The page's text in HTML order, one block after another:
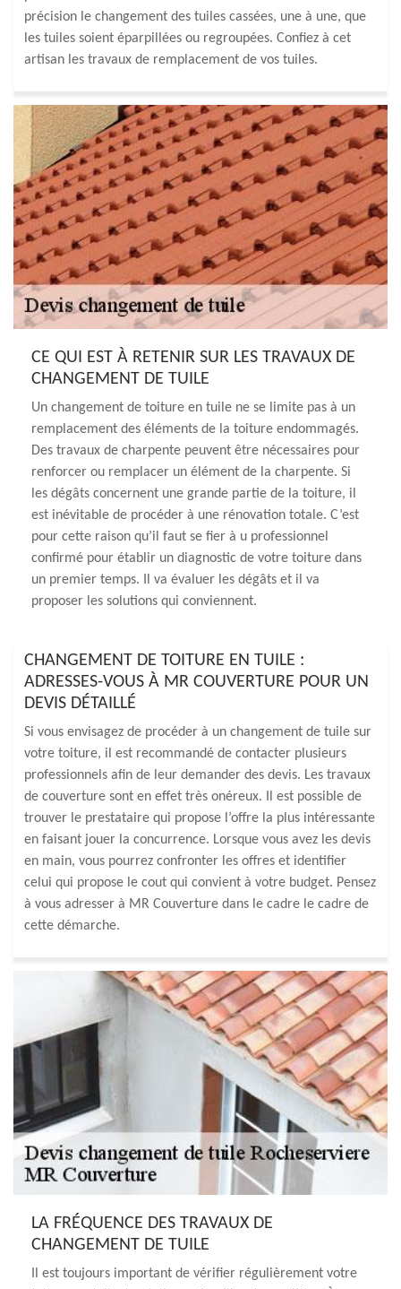
précision le changement des tuiles cassées, une à une, que
les tuiles soient éparpillées ou regroupées. Confiez à cet
artisan les travaux de remplacement de vos tuiles.
CE QUI EST À RETENIR SUR LES TRAVAUX DE
CHANGEMENT DE TUILE
Un changement de toiture en tuile ne se limite pas à un
remplacement des éléments de la toiture endommagés.
Des travaux de charpente peuvent être nécessaires pour
renforcer ou remplacer un élément de la charpente. Si
les dégâts concernent une grande partie de la toiture, il
est inévitable de procéder à une rénovation totale. C’est
pour cette raison qu’il faut se fier à u professionnel
confirmé pour établir un diagnostic de votre toiture dans
un premier temps. Il va évaluer les dégâts et il va
proposer les solutions qui conviennent.
CHANGEMENT DE TOITURE EN TUILE :
ADRESSES-VOUS À MR COUVERTURE POUR UN
DEVIS DÉTAILLÉ
Si vous envisagez de procéder à un changement de tuile sur
votre toiture, il est recommandé de contacter plusieurs
professionnels afin de leur demander des devis. Les travaux
de couverture sont en effet très onéreux. Il est possible de
trouver le prestataire qui propose l’offre la plus intéressante
en faisant jouer la concurrence. Lorsque vous avez les devis
en main, vous pourrez confronter les offres et identifier
celui qui propose le cout qui convient à votre budget. Pensez
à vous adresser à MR Couverture dans le cadre le cadre de
cette démarche.
LA FRÉQUENCE DES TRAVAUX DE
CHANGEMENT DE TUILE
Il est toujours important de vérifier régulièrement votre